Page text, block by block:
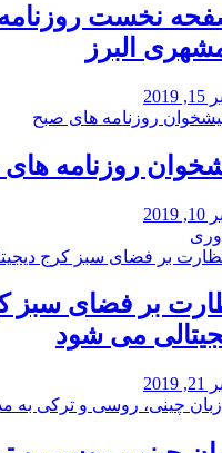
نخست
البرز
روزنامه
بر فضای سبز
می شود